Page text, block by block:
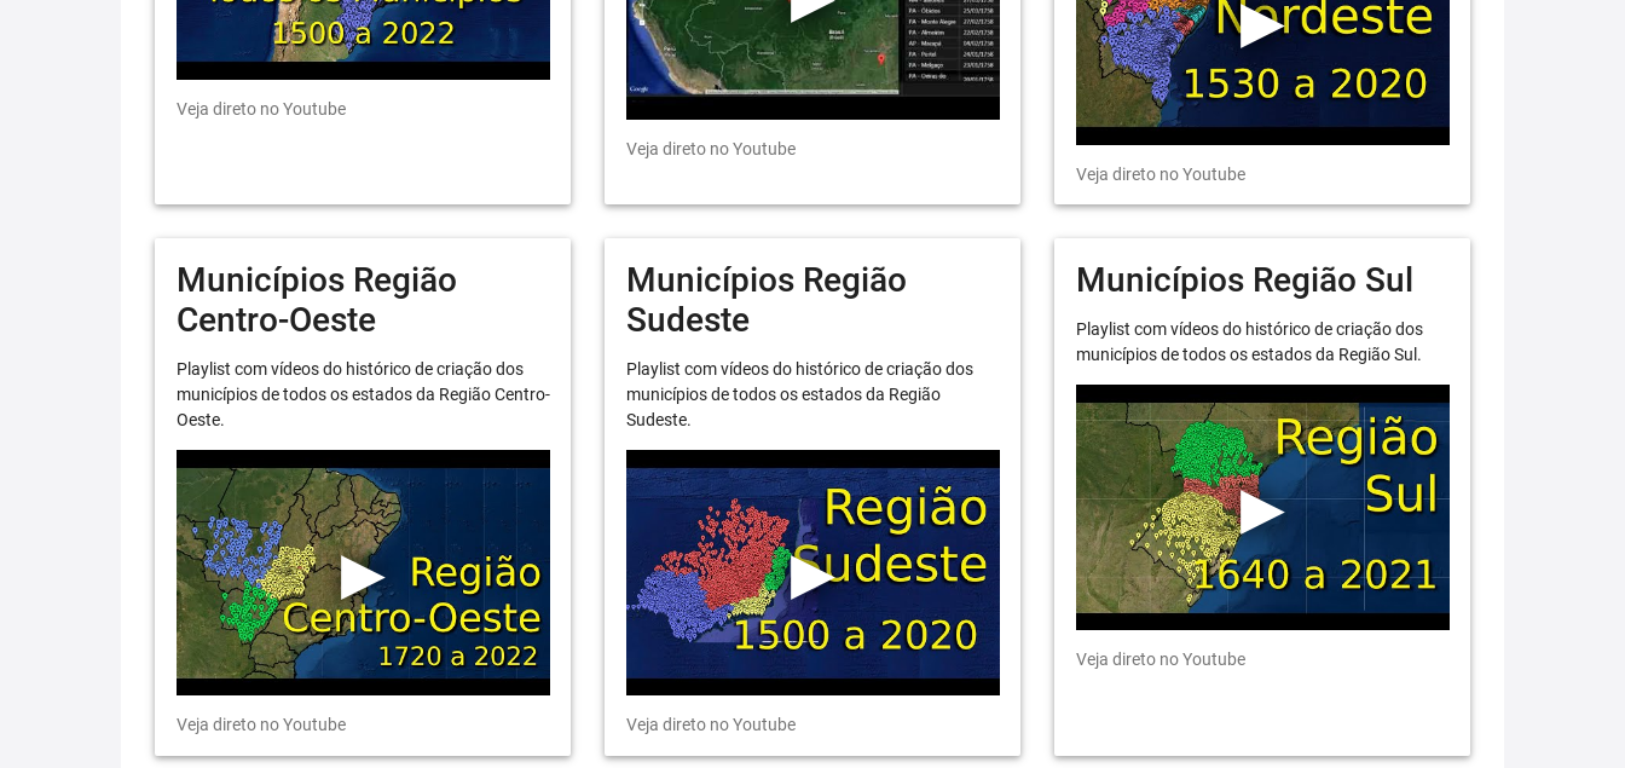
Veja direto no Youtube
Veja direto no Youtube
Veja direto no Youtube
Municípios Região
Centro-Oeste
Playlist com vídeos do histórico de criação dos
municípios de todos os estados da Região Centro-
Oeste.
Veja direto no Youtube
Municípios Região
Sudeste
Playlist com vídeos do histórico de criação dos
municípios de todos os estados da Região
Sudeste.
Veja direto no Youtube
Municípios Região Sul
Playlist com vídeos do histórico de criação dos
municípios de todos os estados da Região Sul.
Veja direto no Youtube